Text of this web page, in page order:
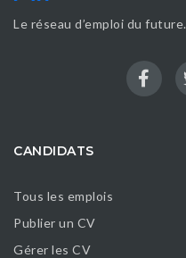
Le réseau d’emploi du future.
CANDIDATS
Tous les emplois
Publier un CV
Gérer les CV